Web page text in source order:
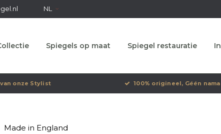
NL
Spiegels op maat Spiegel restauratie
onze Stylist 100% origineel, Géén
Made in England